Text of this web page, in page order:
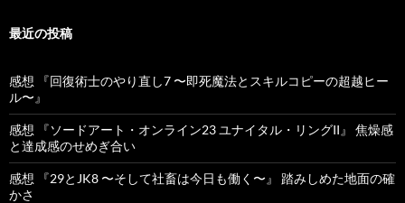
最近の投稿
感想 『回復術士のやり直し7 〜即死魔法とスキルコピーの超越ヒー
ル〜』
感想 『ソードアート・オンライン23 ユナイタル・リングII』 焦燥感
と達成感のせめぎ合い
感想 『29とJK8 〜そして社畜は今日も働く〜』 踏みしめた地面の確
かさ